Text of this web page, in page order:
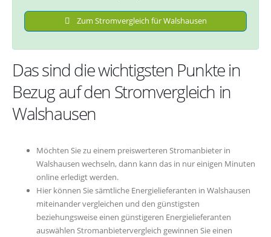
Zum Stromvergleich für Walshausen
Das sind die wichtigsten Punkte in
Bezug auf den Stromvergleich in
Walshausen
Möchten Sie zu einem preiswerteren Stromanbieter in
Walshausen wechseln, dann kann das in nur einigen Minuten
online erledigt werden.
Hier können Sie sämtliche Energielieferanten in Walshausen
miteinander vergleichen und den günstigsten
beziehungsweise einen günstigeren Energielieferanten
auswählen Stromanbietervergleich gewinnen Sie einen